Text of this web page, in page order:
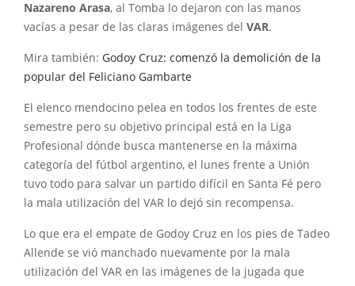
Nazareno Arasa, al Tomba lo dejaron con las manos
vacías a pesar de las claras imágenes del VAR.
Mira también: Godoy Cruz: comenzó la demolición de la
popular del Feliciano Gambarte
El elenco mendocino pelea en todos los frentes de este
semestre pero su objetivo principal está en la Liga
Profesional dónde busca mantenerse en la máxima
categoría del fútbol argentino, el lunes frente a Unión
tuvo todo para salvar un partido difícil en Santa Fé pero
la mala utilización del VAR lo dejó sin recompensa.
Lo que era el empate de Godoy Cruz en los pies de Tadeo
Allende se vió manchado nuevamente por la mala
utilización del VAR en las imágenes de la jugada que